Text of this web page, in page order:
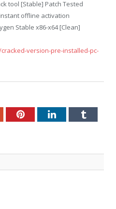
tool [Stable] Patch Tested
offline activation
Stable x86-x64 [Clean]
version-pre-installed-pc-
PinterestLinkedInTumblr